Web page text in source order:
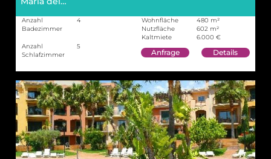
Anzahl
Badezimmer
4
Anzahl
Schlafzimmer
5
Wohnfläche
480 m²
Nutzfläche
602 m²
Kaltmiete
6.000 €
Details
Anfrage